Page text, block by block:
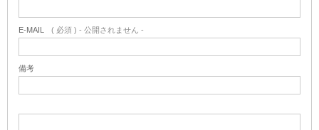
E-MAIL ( 必須 ) - 公開されません -
備考